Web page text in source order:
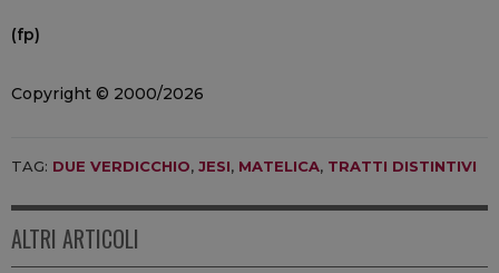
(fp)
Copyright © 2000/2026
TAG: DUE VERDICCHIO, JESI, MATELICA, TRATTI DISTINTIVI
ALTRI ARTICOLI